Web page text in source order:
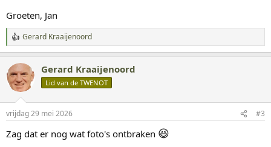
Groeten, Jan
W
a
r
d
e
n
e
Gerard Kraaijenoord
Gerard Kraaijenoord
Lid van de TWENOT
vrijdag 29 mei 2026 #3
Zag dat er nog wat foto's ontbraken 😆